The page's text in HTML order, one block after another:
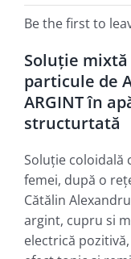
Be the first to
Soluţie
particule de
ARGINT în
structurtată
Soluţie coloidală
femei, după o
Cătălin
argint, cupru si
electrică